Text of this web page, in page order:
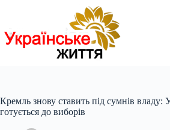
Кремль знову ставить під сумнів владу:
готується до виборів